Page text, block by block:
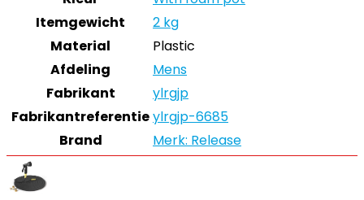
Itemgewicht
‎2 kg
Material
‎Plastic
Afdeling
‎Mens
Fabrikant
‎ylrgjp
Fabrikantreferentie‎ylrgjp-6685
Brand
Merk: Release